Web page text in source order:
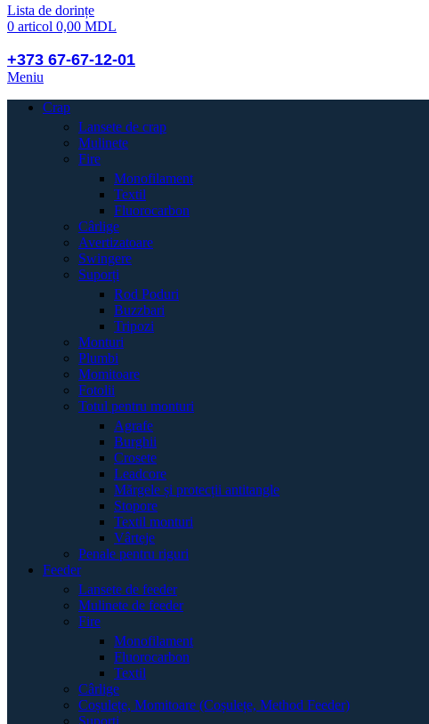
Lista de dorințe
0 articol 0,00 MDL
+373 67-67-12-01
Meniu
Crap
Lansete de crap
Mulinete
Fire
Monofilament
Textil
Fluorocarbon
Cârlige
Avertizatoare
Swingere
Suporți
Rod Poduri
Buzzbari
Tripozi
Monturi
Plumbi
Momitoare
Fotolii
Totul pentru monturi
Agrafe
Burghii
Crosete
Leadcore
Mărgele și protecții antitangle
Stopore
Textil monturi
Vârteje
Penale pentru riguri
Feeder
Lansete de feeder
Mulinete de feeder
Fire
Monofilament
Fluorocarbon
Textil
Cârlige
Coșulețe, Momitoare (Coșulețe, Method Feeder)
Suporți